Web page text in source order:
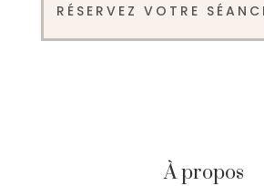
RÉSERVEZ VOTRE
Àpropos